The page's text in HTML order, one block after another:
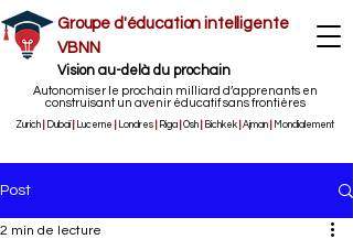
Groupe d'éducation intelligente
VBNN
Vision au-delà du prochain
Autonomiser le prochain milliard d’apprenants en
construisant un avenir éducatif sans frontières
Zurich Dubaï Lucerne Londres Riga Osh Bichkek Ajman Mondialement
Post
2 min de lecture